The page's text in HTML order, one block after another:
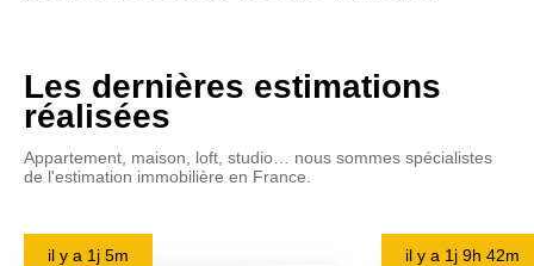
Les dernières estimations
réalisées
Appartement, maison, loft, studio… nous sommes spécialistes
de l'estimation immobilière en France.
il y a 1j 5m il y a 1j 9h 42m